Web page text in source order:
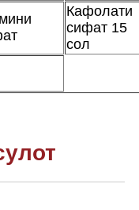
Кафолати
сифат 15
сол